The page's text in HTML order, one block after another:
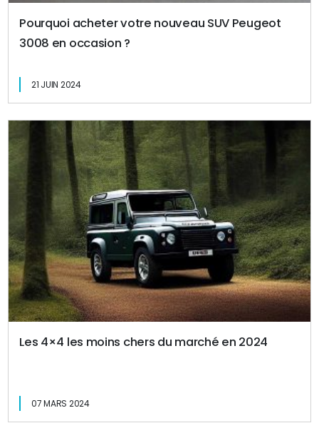
Pourquoi acheter votre nouveau SUV Peugeot
3008 en occasion ?
21 JUIN 2024
Les 4×4 les moins chers du marché en 2024
07 MARS 2024